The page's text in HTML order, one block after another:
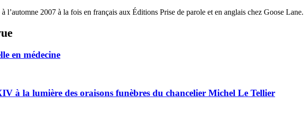
l’automne 2007 à la fois en français aux Éditions Prise de parole et en anglais chez Goose Lane.
en médecine
à la lumière des oraisons funèbres du chancelier Michel Le Tellier